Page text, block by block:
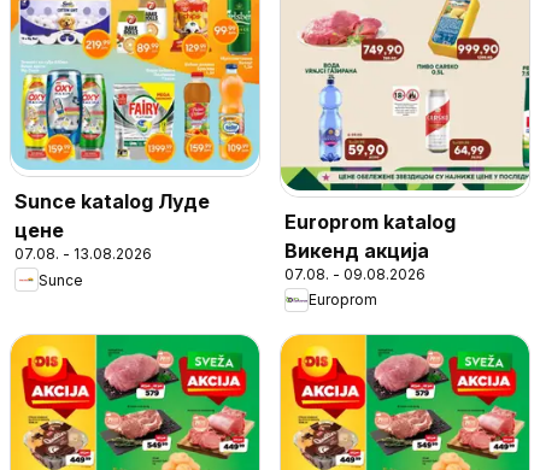
Sunce katalog Луде
цене
07.08. - 13.08.2026
Sunce
Europrom katalog
Викенд акција
07.08. - 09.08.2026
Europrom